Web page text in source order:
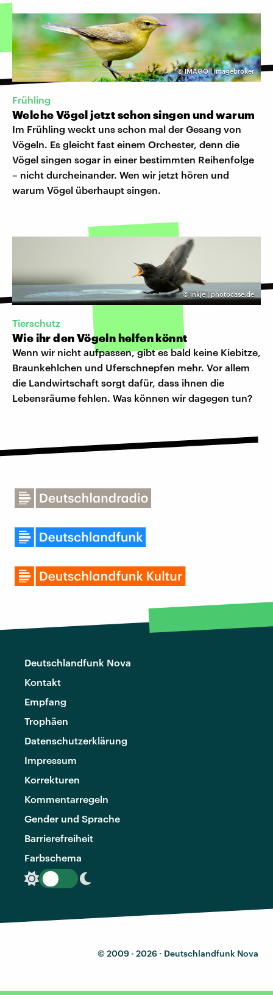
©IMAGO | imagebroker
Frühling
Welche Vögel jetzt schon singen und warum
Im Frühling weckt uns schon mal der Gesang von
Vögeln. Es gleicht fast einem Orchester, denn die
Vögel singen sogar in einer bestimmten Reihenfolge
– nicht durcheinander. Wen wir jetzt hören und
warum Vögel überhaupt singen.
©inkje | photocase.de
Tierschutz
Wie ihr den Vögeln helfen könnt
Wenn wir nicht aufpassen, gibt es bald keine Kiebitze,
Braunkehlchen und Uferschnepfen mehr. Vor allem
die Landwirtschaft sorgt dafür, dass ihnen die
Lebensräume fehlen. Was können wir dagegen tun?
Deutschlandfunk Nova
Kontakt
Empfang
Trophäen
Datenschutzerklärung
Impressum
Korrekturen
Kommentarregeln
Gender und Sprache
Barrierefreiheit
Farbschema
© 2009 - 2026 · Deutschlandfunk Nova